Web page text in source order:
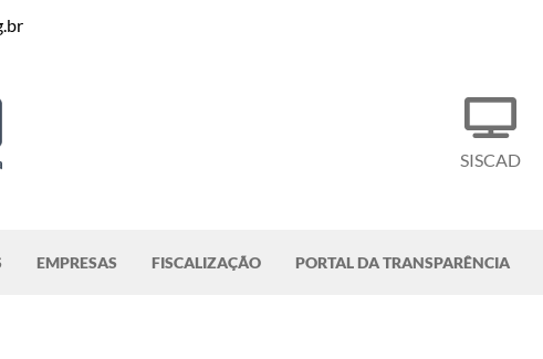
SISCAD
EMPRESAS FISCALIZAÇÃO PORTAL DA TRANSPARÊNCIA